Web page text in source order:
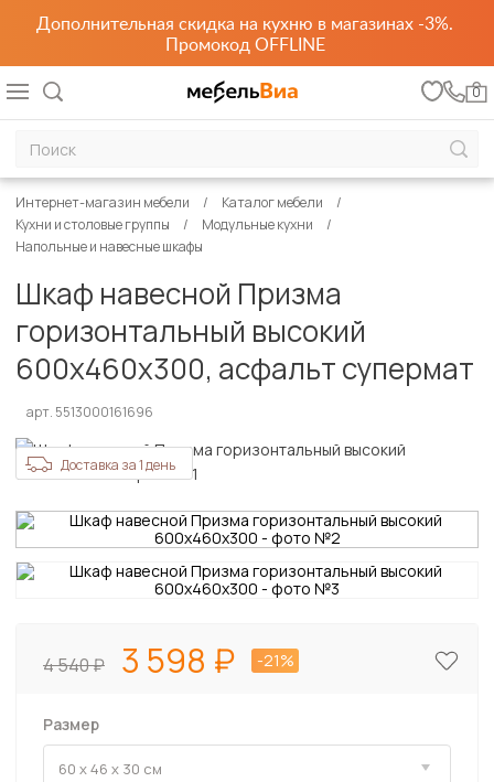
Дополнительная скидка на кухню в магазинах -3%.
Промокод OFFLINE
0
Интернет-магазин мебели
Каталог мебели
Кухни и столовые группы
Модульные кухни
Напольные и навесные шкафы
Шкаф навесной Призма
горизонтальный высокий
600х460х300, асфальт супермат
арт. 5513000161696
Доставка за 1 день
4 540 3 598 -21%
Размер